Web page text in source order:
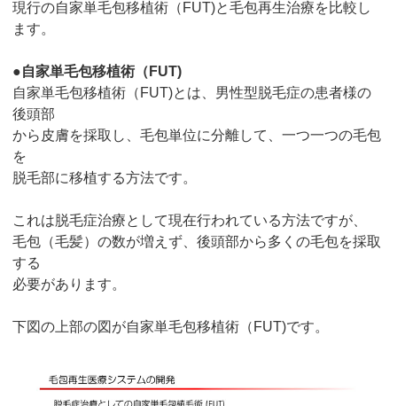
現行の自家単毛包移植術（FUT)と毛包再生治療を比較し
ます。
●自家単毛包移植術（FUT)
自家単毛包移植術（FUT)とは、男性型脱毛症の患者様の
後頭部
から皮膚を採取し、毛包単位に分離して、一つ一つの毛包
を
脱毛部に移植する方法です。
これは脱毛症治療として現在行われている方法ですが、
毛包（毛髪）の数が増えず、後頭部から多くの毛包を採取
する
必要があります。
下図の上部の図が自家単毛包移植術（FUT)です。